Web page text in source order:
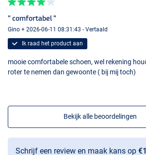
" comfortabel "
Gino + 2026-06-11 08:31:43 - Vertaald
Ik raad het product aan
mooie comfortabele schoen, wel rekening
roter te nemen dan gewoonte ( bij mij toch)
Bekijk alle beoordelingen
Schrijf een review en maak kans op